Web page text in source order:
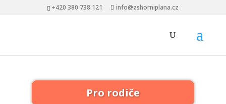
+420 380 738 121 info@zshorniplana.cz
Pro rodiče